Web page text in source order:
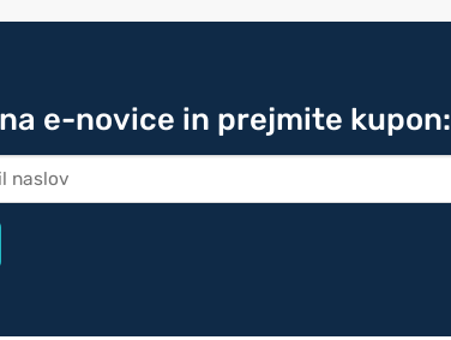
e-novice in prejmite kupon: